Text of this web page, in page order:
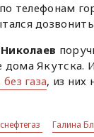
телефонам
Якутска.
газа, из них
Галина